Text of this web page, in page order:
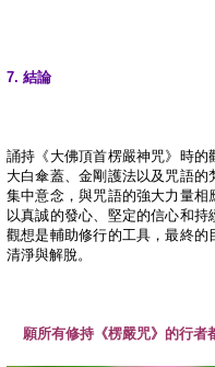
7. 結論
誦持《大佛頂首楞嚴神咒》時的
大白傘蓋、金剛護法以及咒語
集中意念，與咒語的強大力量
以真誠的發心、堅定的信心和持
觀想是輔助修行的工具，最終
清淨與解脫。
願所有修持《楞嚴咒》的行者